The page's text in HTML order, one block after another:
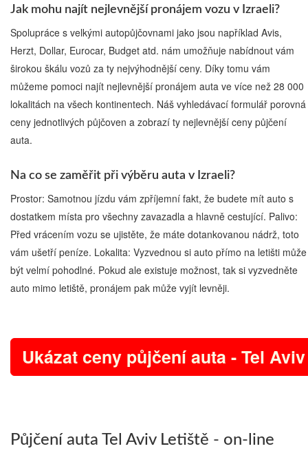
Jak mohu najít nejlevnější pronájem vozu v Izraeli?
Spolupráce s velkými autopůjčovnami jako jsou například Avis,
Herzt, Dollar, Eurocar, Budget atd. nám umožňuje nabídnout vám
širokou škálu vozů za ty nejvýhodnější ceny. Díky tomu vám
můžeme pomoci najít nejlevnější pronájem auta ve více než 28 000
lokalitách na všech kontinentech. Náš vyhledávací formulář porovná
ceny jednotlivých půjčoven a zobrazí ty nejlevnější ceny půjčení
auta.
Na co se zaměřit při výběru auta v Izraeli?
Prostor: Samotnou jízdu vám zpříjemní fakt, že budete mít auto s
dostatkem místa pro všechny zavazadla a hlavně cestující. Palivo:
Před vrácením vozu se ujistěte, že máte dotankovanou nádrž, toto
vám ušetří peníze. Lokalita: Vyzvednou si auto přímo na letišti může
být velmí pohodlné. Pokud ale existuje možnost, tak si vyzvedněte
auto mimo letiště, pronájem pak může vyjít levněji.
Ukázat ceny půjčení auta - Tel
Půjčení auta Tel Aviv Letiště - on-line